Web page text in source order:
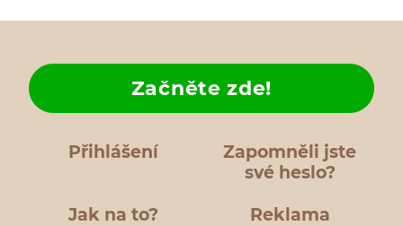
Přihlášení
Zapomněli jste
své heslo?
Jak na to?
Začněte zde!
Reklama